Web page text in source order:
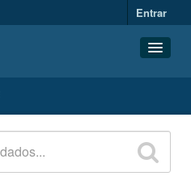
Entrar